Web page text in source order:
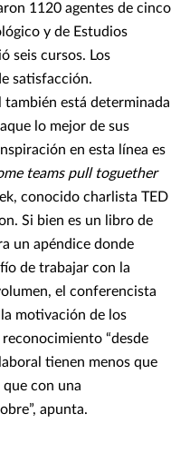
1120 agentes de cinco
y de Estudios
seis cursos. Los
satisfacción.
también está determinada
lo mejor de sus
en esta línea es
teams pull toguether
conocido charlista TED
Si bien es un libro de
un apéndice donde
de trabajar con la
el conferencista
motivación de los
“desde
tienen menos que
con una
apunta.